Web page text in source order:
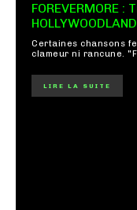
FOREVERMORE
Certaines chansons
clameur ni rancune.
LIRE LA SUITE